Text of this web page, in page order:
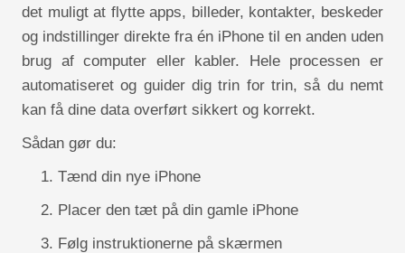
det muligt at flytte apps, billeder, kontakter, beskeder
og indstillinger direkte fra én iPhone til en anden uden
brug af computer eller kabler. Hele processen er
automatiseret og guider dig trin for trin, så du nemt
kan få dine data overført sikkert og korrekt.
Sådan gør du:
Tænd din nye iPhone
Placer den tæt på din gamle iPhone
Følg instruktionerne på skærmen